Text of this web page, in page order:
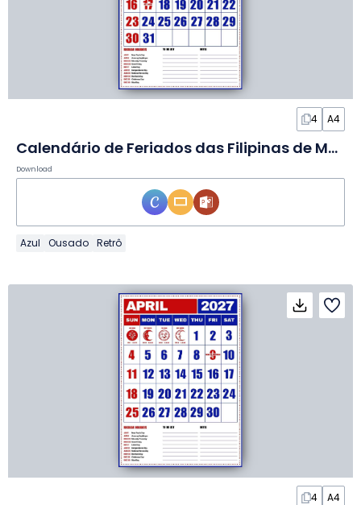
4 A4
Calendário de Feriados das Filipinas de Maio de 2027 em Slides
Download
Azul Ousado Retrô
4 A4